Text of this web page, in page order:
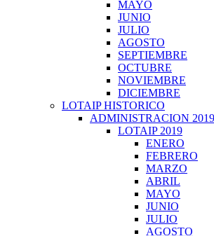
MAYO
JUNIO
JULIO
AGOSTO
SEPTIEMBRE
OCTUBRE
NOVIEMBRE
DICIEMBRE
LOTAIP HISTORICO
ADMINISTRACION
LOTAIP 2019
ENERO
FEBRERO
MARZO
ABRIL
MAYO
JUNIO
JULIO
AGOSTO